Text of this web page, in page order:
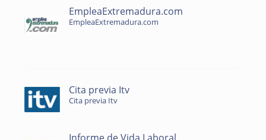
EmpleaExtremadura.com
EmpleaExtremadura.com
Cita previa Itv
Cita previa Itv